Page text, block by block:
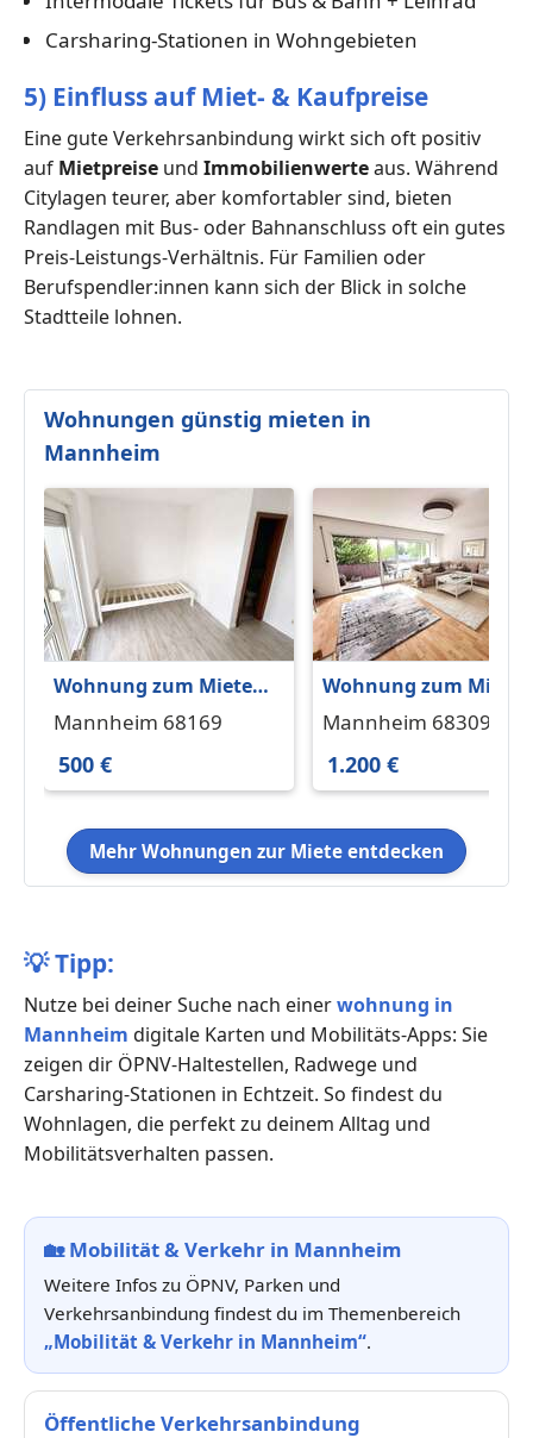
Carsharing-Stationen in Wohngebieten
5) Einfluss auf Miet- & Kaufpreise
Eine gute Verkehrsanbindung wirkt sich oft positiv
auf Mietpreise und Immobilienwerteaus. Während
Citylagen teurer, aber komfortabler sind, bieten
Randlagen mit Bus- oder Bahnanschluss oft ein gutes
Preis-Leistungs-Verhältnis. Für Familien oder
Berufspendler:innen kann sich der Blick in solche
Stadtteile lohnen.
Wohnungen günstig mieten in
Mannheim
Wohnung zum Mieten
in Mannheim 500 € 20
Mannheim 68169
500 €
Wohnung zum Mieten
in Mannheim 1.200 €
Mannheim 68309
1.200 €
Mehr Wohnungen zur Miete entdecken
💡Tipp:
Nutze bei deiner Suche nach einerwohnung in
Mannheim digitale Karten und Mobilitäts-Apps: Sie
zeigen dir ÖPNV-Haltestellen, Radwege und
Carsharing-Stationen in Echtzeit. So findest du
Wohnlagen, die perfekt zu deinem Alltag und
Mobilitätsverhalten passen.
🏡Mobilität & Verkehr in Mannheim
Weitere Infos zu ÖPNV, Parken und
Verkehrsanbindung findest du im Themenbereich
„Mobilität & Verkehr in Mannheim“.
Öffentliche Verkehrsanbindung